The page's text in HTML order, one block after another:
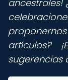
ancestrales!
artículos?
sugerencias